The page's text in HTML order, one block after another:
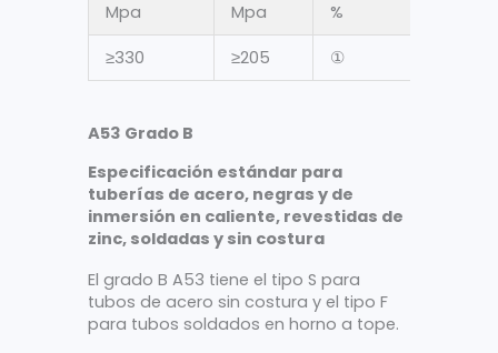
Mpa Mpa %
≥330 ≥205 ①
A53 Grado B
Especificación estándar para
tuberías de acero, negras y de
inmersión en caliente, revestidas de
zinc, soldadas y sin costura
El grado B A53 tiene el tipo S para
tubos de acero sin costura y el tipo F
para tubos soldados en horno a tope.